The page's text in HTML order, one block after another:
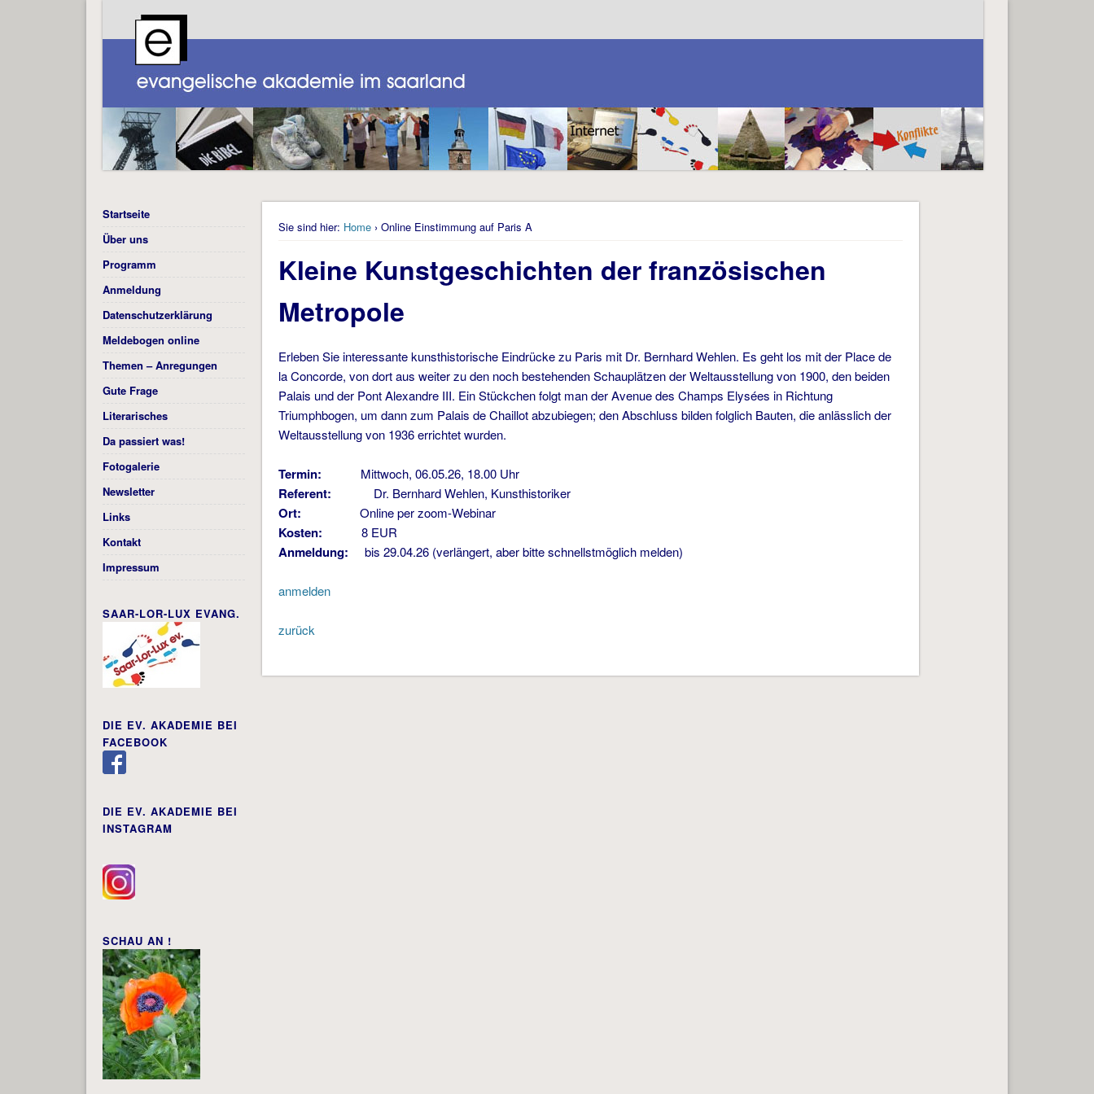
Sie sind hier: Home › Online Einstimmung auf Paris A
Kleine Kunstgeschichten der französischen
Metropole
Erleben Sie interessante kunsthistorische Eindrücke zu Paris mit Dr. Bernhard Wehlen. Es geht los mit der Place de
la Concorde, von dort aus weiter zu den noch bestehenden Schauplätzen der Weltausstellung von 1900, den beiden
Palais und der Pont Alexandre III. Ein Stückchen folgt man der Avenue des Champs Elysées in Richtung
Triumphbogen, um dann zum Palais de Chaillot abzubiegen; den Abschluss bilden folglich Bauten, die anlässlich der
Weltausstellung von 1936 errichtet wurden.
Termin: Mittwoch, 06.05.26, 18.00 Uhr
Referent: Dr. Bernhard Wehlen, Kunsthistoriker
Ort: Online per zoom-Webinar
Kosten: 8 EUR
Anmeldung: bis 29.04.26 (verlängert, aber bitte schnellstmöglich melden)
anmelden
zurück
Startseite
Über uns
Programm
Anmeldung
Datenschutzerklärung
Meldebogen online
Themen – Anregungen
Gute Frage
Literarisches
Da passiert was!
Fotogalerie
Newsletter
Links
Kontakt
Impressum
SAAR-LOR-LUX EVANG.
DIE EV. AKADEMIE BEI
FACEBOOK
DIE EV. AKADEMIE BEI
INSTAGRAM
SCHAU AN !